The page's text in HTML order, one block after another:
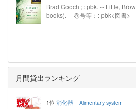
Brad Gooch ; : pbk. -- Little,
books). -- 巻号等：: pbk<図書>
月間貸出ランキング
1位 消化器 = Alimentary system